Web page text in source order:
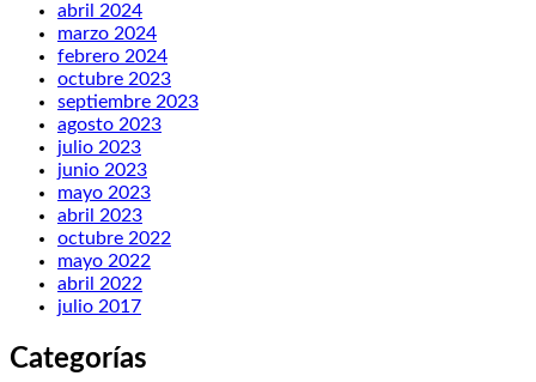
abril 2024
marzo 2024
febrero 2024
octubre 2023
septiembre 2023
agosto 2023
julio 2023
junio 2023
mayo 2023
abril 2023
octubre 2022
mayo 2022
abril 2022
julio 2017
Categorías